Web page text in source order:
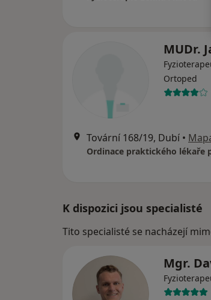
MUDr.
Ortoped
Tovární 168/19, Dubí •
Ordinace praktického lékaře
K dispozici jsou specialisté
Tito specialisté se nacházejí
Mgr.